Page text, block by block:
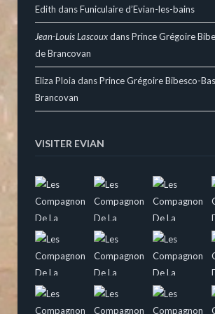
Edith dansFuniculaire d’Evian-les-bains
Jean-Louis LascouxdansPrince Grégoire
de Brancovan
Eliza Ploia dansPrince Grégoire Bibesco-
Brancovan
VISITER EVIAN